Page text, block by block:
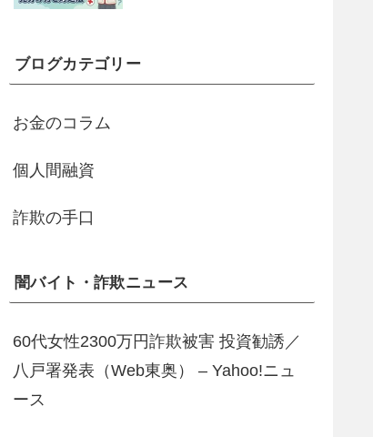
ブログカテゴリー
お金のコラム
個人間融資
詐欺の手口
闇バイト・詐欺ニュース
60代女性2300万円詐欺被害 投資勧誘／
八戸署発表（Web東奥） – Yahoo!ニュ
ース